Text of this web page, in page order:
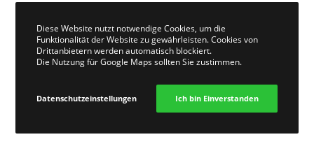
Diese Website nutzt notwendige Cookies, um die
Funktionalität der Website zu gewährleisten. Cookies von
Drittanbietern werden automatisch blockiert.
Die Nutzung für Google Maps sollten Sie zustimmen.
Datenschutzeinstellungen Ich bin Einverstanden